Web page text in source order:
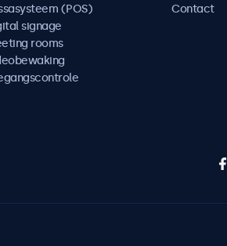
(POS)
signage
rooms
Contact